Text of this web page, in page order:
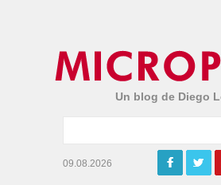
Un blog de Diego
09.08.2026